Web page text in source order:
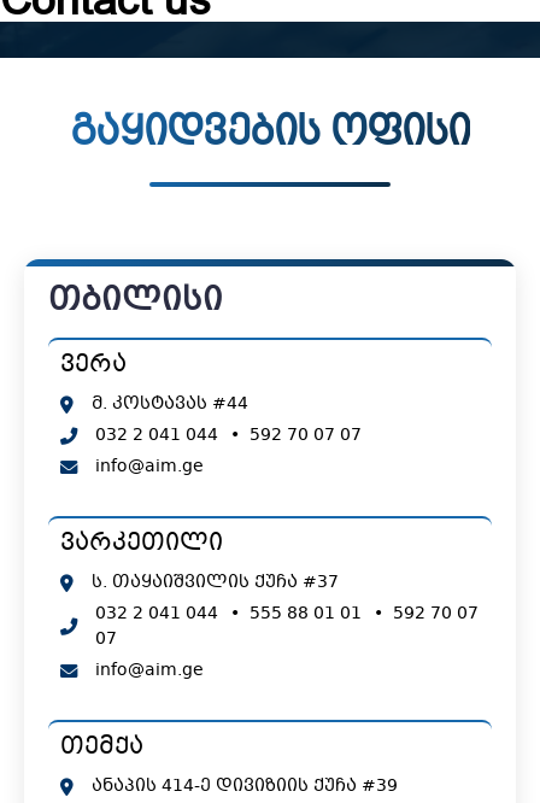
გაყიდვების ოფისი
თბილისი
ვერა
მ. კოსტავას #44
032 2 041 044 • 592 70 07 07
info@aim.ge
ვარკეთილი
ს. თაყაიშვილის ქუჩა #37
032 2 041 044 • 555 88 01 01 • 592 70 07
07
info@aim.ge
თემქა
ანაპის 414-ე დივიზიის ქუჩა #39